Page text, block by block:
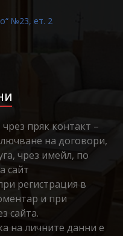
№23, ет. 2
пряк контакт –
на договори,
чрез имейл, по
сайт
регистрация в
и при
сайта.
на личните данни е